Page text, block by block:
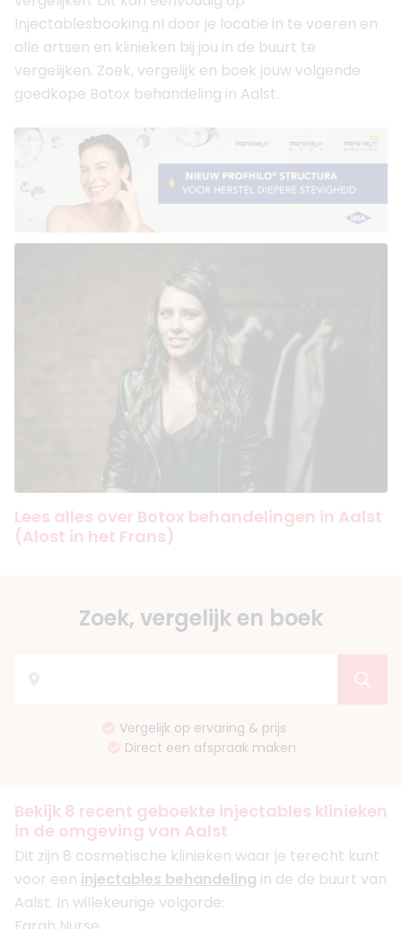
Injectablesbooking.nl door je locatie in te voeren en
alle artsen en klinieken bij jou in de buurt te
vergelijken. Zoek, vergelijk en boek jouw volgende
goedkope Botox behandeling in Aalst.
Lees alles over Botox behandelingen in Aalst
(Alost in het Frans)
Zoek, vergelijk en boek
Vergelijk op ervaring & prijs
Direct een afspraak maken
Bekijk 8 recent geboekte injectables klinieken
in de omgeving van Aalst
Dit zijn 8 cosmetische klinieken waar je terecht kunt
voor een injectables behandeling in de de buurt van
Aalst. In willekeurige volgorde: